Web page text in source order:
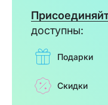
доступны:
Подарки
Скидки